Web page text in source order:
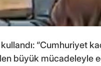
“Cumhuriyet
büyük mücadeleyle